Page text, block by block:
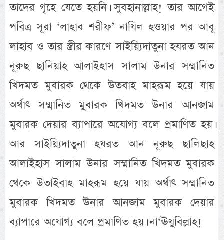
তাদের গৃহে যেতে হয়নি। সুবহানাল্লাহ! তার আগেই
পবিত্র সূরা ‘লাহাব শরীফ’ নাযিল হওয়ার পর আবূ
লাহাব ও তার স্ত্রীর কারণে সাইয়্যিদাতুনা হযরত আন
নূরুছ ছানিয়াহ আলাইহাস সালাম উনার সম্মানিত
খিদমত মুবারক থেকে উতবাহ মাহরূম হয়ে যায়
অর্থাৎ সম্মানিত মুবারক খিদমত উনার আনজাম
মুবারক দেয়ার ব্যাপারে অযোগ্য বলে প্রমাণিত হয়।
আর সাইয়্যিদাতুনা হযরত আন নূরুছ ছালিছাহ
আলাইহাস সালাম উনার সম্মানিত খিদমত মুবারক
থেকে উতাইবাহ মাহরূম হয়ে যায় অর্থাৎ সম্মানিত
মুবারক খিদমত উনার আনজাম মুবারক দেয়ার
ব্যাপারে অযোগ্য বলে প্রমাণিত হয়। না‘ঊযুবিল্লাহ!